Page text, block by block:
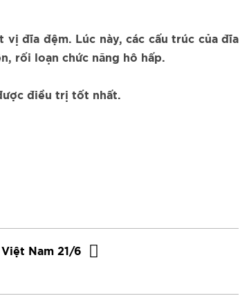
đĩa đệm. Lúc này, các cấu trúc của đĩa
rối loạn chức năng hô hấp.
điều trị tốt nhất.
Nam 21/6